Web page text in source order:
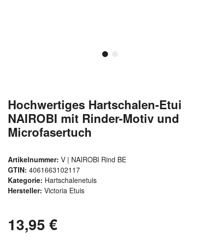
Hochwertiges Hartschalen-Etui
NAIROBI mit Rinder-Motiv und
Microfasertuch
Artikelnummer: V | NAIROBI Rind BE
GTIN: 4061663102117
Kategorie: Hartschalenetuis
Hersteller: Victoria Etuis
13,95 €